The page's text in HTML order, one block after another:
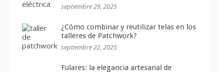
septiembre 29, 2025
¿Cómo combinar y reutilizar telas en los
talleres de Patchwork?
septiembre 22, 2025
Fulares: la elegancia artesanal de